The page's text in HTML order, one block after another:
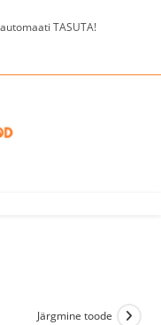
TASUTA!
Järgmine toode